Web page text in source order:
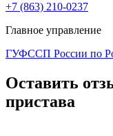
+7 (863) 210-0237
Главное управление
ГУФССП России по
Оставить
пристава